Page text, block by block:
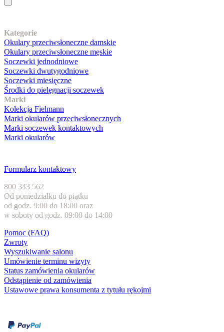
Kategorie
Okulary przeciwsłoneczne damskie
Okulary przeciwsłoneczne męskie
Soczewki jednodniowe
Soczewki dwutygodniowe
Soczewki miesięczne
Środki do pielęgnacji soczewek
Marki
Kolekcja Fielmann
Marki okularów przeciwsłonecznych
Marki soczewek kontaktowych
Marki okularów
Formularz kontaktowy
800 343 562
Od poniedziałku do piątku
od godz. 9:00 do 18:00 oraz
w soboty od godz. 09:00 do 14:00
Pomoc (FAQ)
Zwroty
Wyszukiwanie salonu
Umówienie terminu wizyty
Status zamówienia okularów
Odstąpienie od zamówienia
Ustawowe prawa konsumenta z tytułu rękojmi